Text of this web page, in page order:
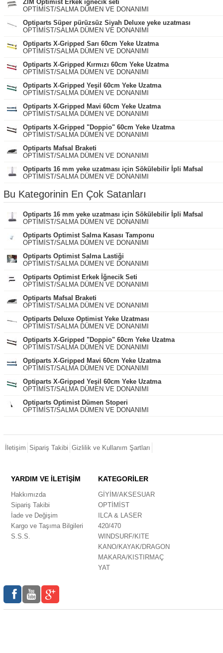
ZIM Optimist Erkek iğnecik seti
OPTİMİST/SALMA DÜMEN VE DONANIMI
Optiparts Süper pürüzsüz Siyah Deluxe yeke uzatması
OPTİMİST/SALMA DÜMEN VE DONANIMI
Optiparts X-Gripped Sarı 60cm Yeke Uzatma
OPTİMİST/SALMA DÜMEN VE DONANIMI
Optiparts X-Gripped Kırmızı 60cm Yeke Uzatma
OPTİMİST/SALMA DÜMEN VE DONANIMI
Optiparts X-Gripped Yeşil 60cm Yeke Uzatma
OPTİMİST/SALMA DÜMEN VE DONANIMI
Optiparts X-Gripped Mavi 60cm Yeke Uzatma
OPTİMİST/SALMA DÜMEN VE DONANIMI
Optiparts X-Gripped "Doppio" 60cm Yeke Uzatma
OPTİMİST/SALMA DÜMEN VE DONANIMI
Optiparts Mafsal Braketi
OPTİMİST/SALMA DÜMEN VE DONANIMI
Optiparts 16 mm yeke uzatması için Sökülebilir İpli Mafsal
OPTİMİST/SALMA DÜMEN VE DONANIMI
Bu Kategorinin En Çok Satanları
Optiparts 16 mm yeke uzatması için Sökülebilir İpli Mafsal
OPTİMİST/SALMA DÜMEN VE DONANIMI
Optiparts Optimist Salma Kasası Tamponu
OPTİMİST/SALMA DÜMEN VE DONANIMI
Optiparts Optimist Salma Lastiği
OPTİMİST/SALMA DÜMEN VE DONANIMI
Optiparts Optimist Erkek İğnecik Seti
OPTİMİST/SALMA DÜMEN VE DONANIMI
Optiparts Mafsal Braketi
OPTİMİST/SALMA DÜMEN VE DONANIMI
Optiparts Deluxe Optimist Yeke Uzatması
OPTİMİST/SALMA DÜMEN VE DONANIMI
Optiparts X-Gripped "Doppio" 60cm Yeke Uzatma
OPTİMİST/SALMA DÜMEN VE DONANIMI
Optiparts X-Gripped Mavi 60cm Yeke Uzatma
OPTİMİST/SALMA DÜMEN VE DONANIMI
Optiparts X-Gripped Yeşil 60cm Yeke Uzatma
OPTİMİST/SALMA DÜMEN VE DONANIMI
Optiparts Optimist Dümen Stoperi
OPTİMİST/SALMA DÜMEN VE DONANIMI
İletişim Sipariş Takibi Gizlilik ve Kullanım Şartları
YARDIM VE İLETİŞİM
Hakkımızda
Sipariş Takibi
İade ve Değişim
Kargo ve Taşıma Bilgileri
S.S.S.
KATEGORİLER
GİYİM/AKSESUAR
OPTİMİST
ILCA & LASER
420/470
WINDSURF/KITE
KANO/KAYAK/DRAGON
MAKARA/KISTIRMAÇ
YAT